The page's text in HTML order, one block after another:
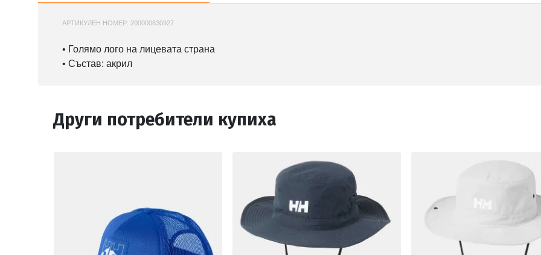
АРТИКУЛЕН НОМЕР: 200000630927
• Голямо лого на лицевата страна
• Състав: акрил
Други потребители купиха